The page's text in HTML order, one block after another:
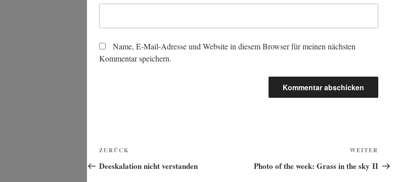
Name, E-Mail-Adresse und Website in diesem Browser für meinen nächsten
Kommentar speichern.
Beitragsnavigation
Vorheriger
Beitrag
ZURÜCK
Deeskalation nicht verstanden
Beitrag
WEITER
Photo of the week: Grass in the sky II